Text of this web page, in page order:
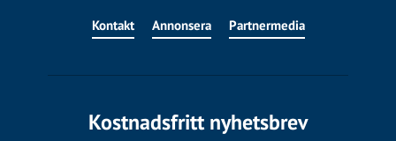
Kontakt Annonsera Partnermedia
Kostnadsfritt nyhetsbrev